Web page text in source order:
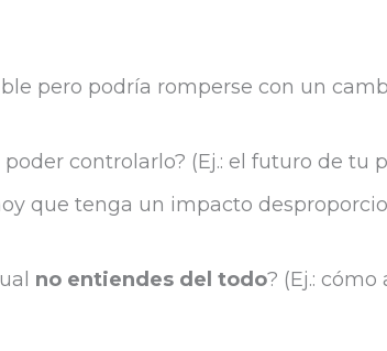
pero podría romperse con un
controlarlo? (Ej.: el futuro de tu
que tenga un impacto
no entiendes del todo? (Ej.: